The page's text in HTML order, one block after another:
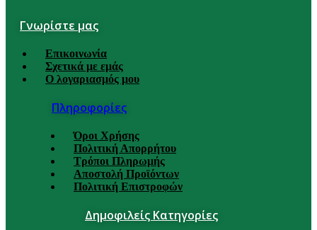
Γνωρίστε μας
Επικοινωνία
Σχετικά με εμάς
Ο λογαριασμός μου
Πληροφορίες
Όροι Χρήσης
Πολιτική Απορρήτου
Τρόποι Πληρωμής
Αποστολή Προϊόντων
Πολιτική Επιστροφών
Δημοφιλείς Κατηγορίες